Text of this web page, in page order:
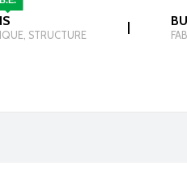
STRUCTURE
|